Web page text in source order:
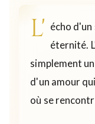
L' écho
éternité.
simplement
d'un amour
où se